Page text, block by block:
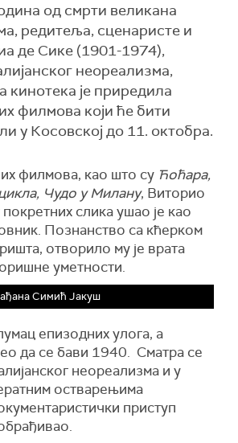
од смрти великана
редитеља, сценаристе и
де Сике (1901-1974),
неореализма,
кинотека је приредила
филмова који ће бити
у Косовској до 11. октобра.
филмова, као што су Ћоћара,
Чудо у Милану, Виторио
слика ушао је као
Познанство са кћерком
отворило му је врата
уметности.
Симић Јакуш
епизодних улога, а
да се бави 1940. Сматра се
неореализма и у
остварењима
приступ